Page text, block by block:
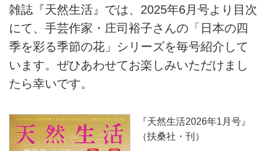
雑誌『天然生活』では、2025年6月号より目次
にて、手芸作家・庄司裕子さんの「日本の四
季を彩る季節の花」シリーズを毎号紹介して
います。ぜひあわせてお楽しみいただけまし
たら幸いです。
『天然生活2026年1月号』
（扶桑社・刊）